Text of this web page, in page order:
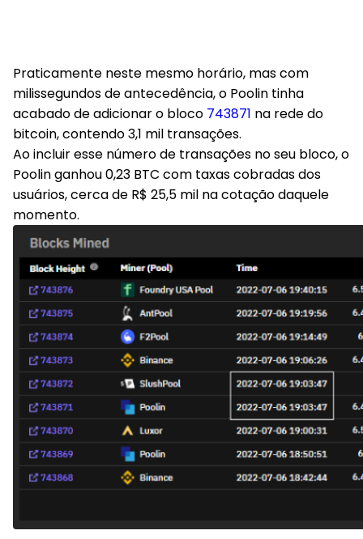
Praticamente neste mesmo horário, mas com
milissegundos de antecedência, o Poolin tinha
acabado de adicionar o bloco 743871 na rede do
bitcoin, contendo 3,1 mil transações.
Ao incluir esse número de transações no seu bloco, o
Poolin ganhou 0,23 BTC com taxas cobradas dos
usuários, cerca de R$ 25,5 mil na cotação daquele
momento.